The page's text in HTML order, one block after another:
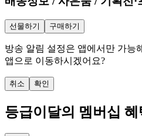
선물하기 구매하기
방송 알림 설정은 앱에서만 가능
앱으로 이동하시겠어요?
취소 확인
등급이달의 멤버십